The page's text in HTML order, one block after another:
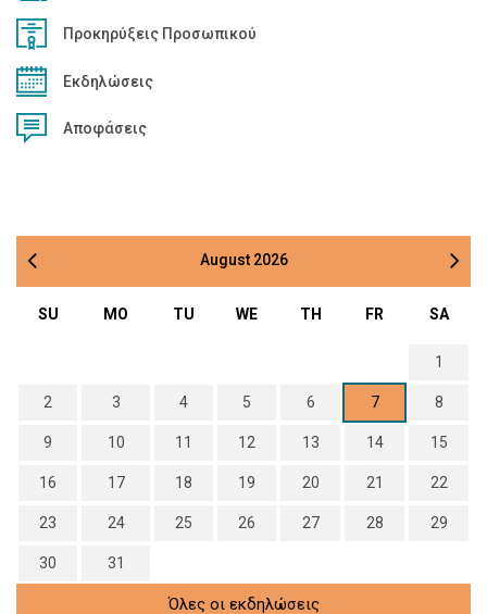
Προκηρύξεις Προσωπικού
Εκδηλώσεις
Αποφάσεις
August 2026
SU MO TU WE TH FR SA
1
2 3 4 5 6 7 8
9 10 11 12 13 14 15
16 17 18 19 20 21 22
23 24 25 26 27 28 29
30 31
Όλες οι εκδηλώσεις